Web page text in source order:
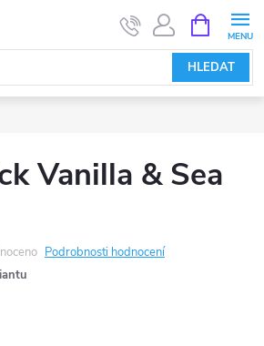
HLEDAT
NÁKUPNÍ
KOŠÍK
Vanilla & Sea
Podrobnosti hodnocení